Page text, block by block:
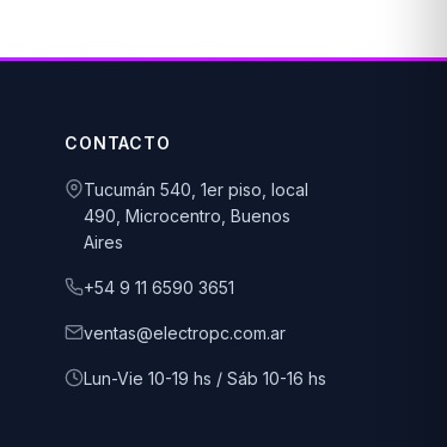
CONTACTO
Tucumán 540, 1er piso, local
490, Microcentro, Buenos
Aires
+54 9 11 6590 3651
ventas@electropc.com.ar
Lun-Vie 10-19 hs / Sáb 10-16 hs